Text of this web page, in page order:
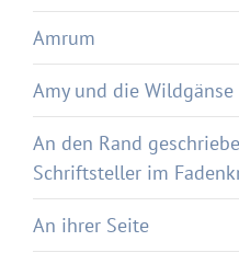
Amrum
Amy und die Wildgänse
An den Rand
Schriftsteller im
An ihrer Seite